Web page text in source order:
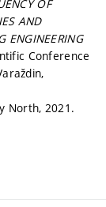
OF
AND
ENGINEERING
Conference
North, 2021.